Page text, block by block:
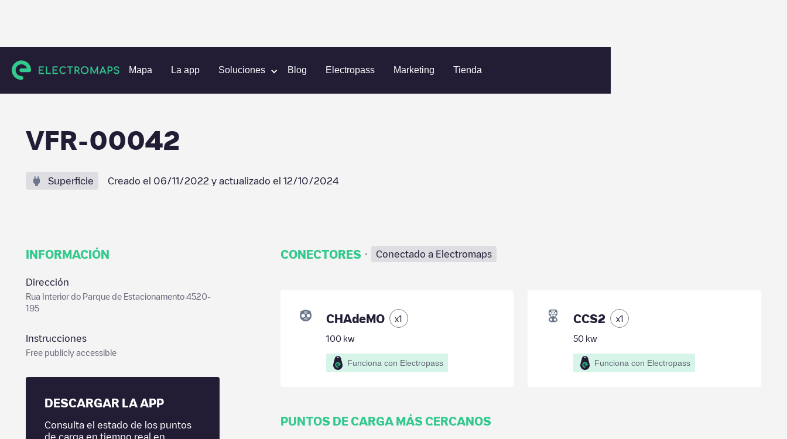
Mapa La app Soluciones Blog Electropass Marketing Tienda
Estaciones de carga Portugal Aveiro Santa Maria da Feira VFR-00042
VFR-00042
Superficie Creado el 06/11/2022 y actualizado el 12/10/2024
INFORMACIÓN
Dirección
Rua Interior do Parque de Estacionamento 4520-
195
Instrucciones
Free publicly accessible
DESCARGAR LA APP
Consulta el estado de los puntos
de carga en tiempo real en
CONECTORES · Conectado a Electromaps
CHAdeMO x1
100kw
Funciona con Electropass
CCS2 x1
50 kw
Funciona con Electropass
PUNTOS DE CARGA MÁS CERCANOS